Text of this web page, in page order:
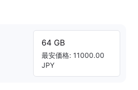
64 GB
最安価格: 11000.00
JPY